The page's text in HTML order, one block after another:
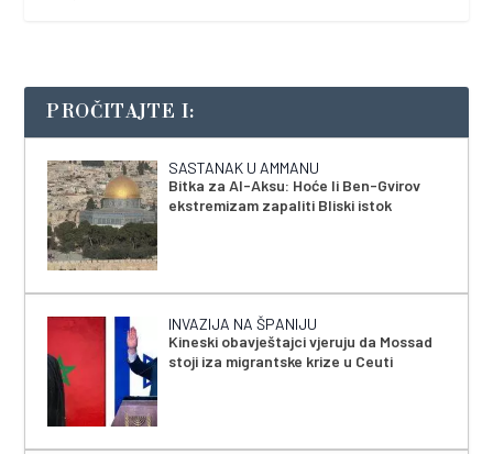
PROČITAJTE I:
SASTANAK U AMMANU
Bitka za Al-Aksu: Hoće li Ben-Gvirov
ekstremizam zapaliti Bliski istok
INVAZIJA NA ŠPANIJU
Kineski obavještajci vjeruju da Mossad
stoji iza migrantske krize u Ceuti